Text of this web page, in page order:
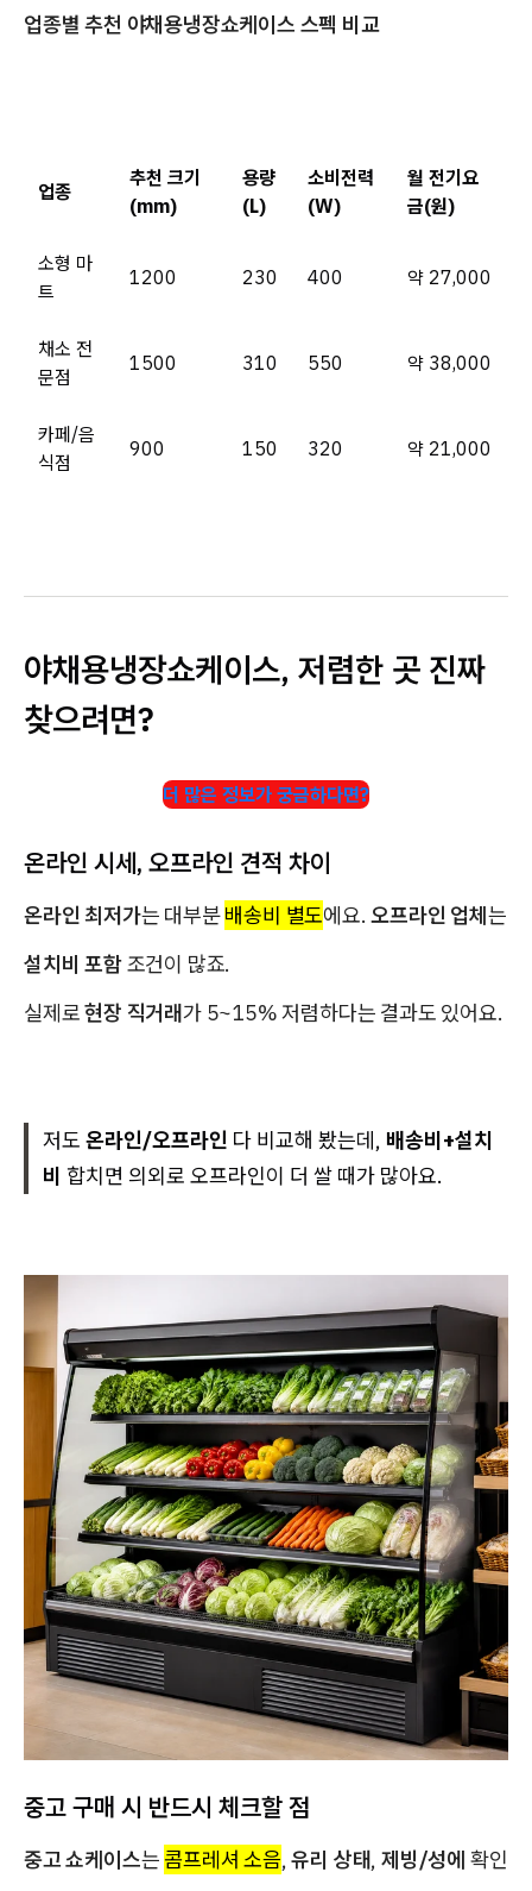
업종별 추천 야채용냉장쇼케이스 스펙 비교
업종
추천 크기
(mm)
용량
(L)
소비전력
(W)
월 전기요
금(원)
소형 마
트
1200 230 400 약 27,000
채소 전
문점
1500 310 550 약 38,000
카페/음
식점
900 150 320 약 21,000
야채용냉장쇼케이스, 저렴한 곳 진짜
찾으려면?
더 많은 정보가 궁금하다면?
온라인 시세, 오프라인 견적 차이
온라인 최저가는 대부분배송비 별도에요.오프라인 업체는
설치비 포함조건이 많죠.
실제로현장 직거래가 5~15% 저렴하다는 결과도 있어요.
저도 온라인/오프라인 다 비교해 봤는데, 배송비+설치
비 합치면 의외로 오프라인이 더 쌀 때가 많아요.
중고 구매 시 반드시 체크할 점
중고 쇼케이스는 콤프레셔 소음,유리 상태,제빙/성에 확인